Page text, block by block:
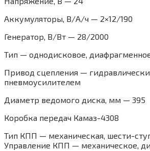
Аккумуляторы, В/А/ч — 2×12/190
Генератор, В/Вт — 28/2000
Тип — однодисковое,
Привод сцепления —
пневмоусилителем
Диаметр ведомого диска, мм — 395
Коробка передач Камаз-4308
Тип КПП — механическая, шести-
Управление КПП — механическое,